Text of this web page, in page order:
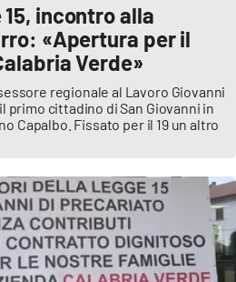
incontro alla
«Apertura per il
Verde»
regionale al Lavoro Giovanni
primo cittadino di San Giovanni in
Capalbo. Fissato per il 19 un altro